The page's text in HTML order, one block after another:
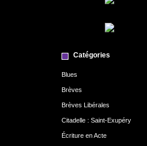
Catégories
Blues
Brèves
Brèves Libérales
Citadelle : Saint-Exupéry
Écriture en Acte